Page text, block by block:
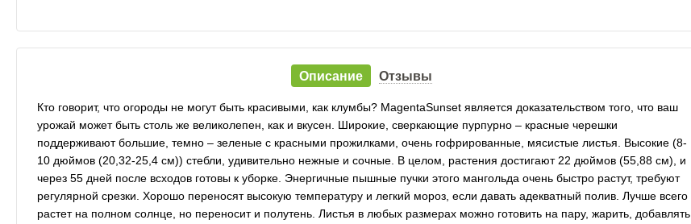
Описание Отзывы
Кто говорит, что огороды не могут быть красивыми, как клумбы? MagentaSunset является доказательством того, что ваш
урожай может быть столь же великолепен, как и вкусен. Широкие, сверкающие пурпурно – красные черешки
поддерживают большие, темно – зеленые с красными прожилками, очень гофрированные, мясистые листья. Высокие (8-
10 дюймов (20,32-25,4 см)) стебли, удивительно нежные и сочные. В целом, растения достигают 22 дюймов (55,88 см), и
через 55 дней после всходов готовы к уборке. Энергичные пышные пучки этого мангольда очень быстро растут, требуют
регулярной срезки. Хорошо переносят высокую температуру и легкий мороз, если давать адекватный полив. Лучше всего
растет на полном солнце, но переносит и полутень. Листья в любых размерах можно готовить на пару, жарить, добавлять